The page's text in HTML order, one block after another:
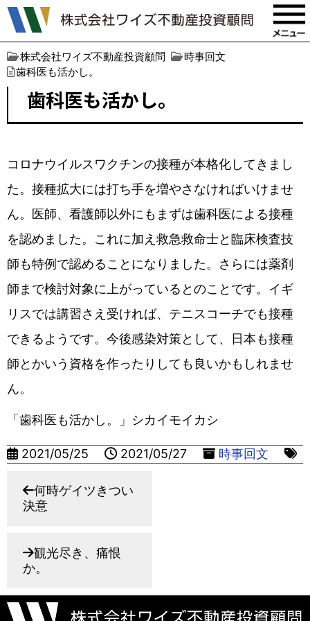
株式会社ワイズ不動産投資顧問
時事回文
歯科医も活かし。
歯科医も活かし。
コロナウイルスワクチンの接種が本格化してきまし
た。接種拡大には打ち手を増やさなければいけませ
ん。医師、看護師以外にもまずは歯科医による接種
を認めました。これに加え救急救命士と臨床検査技
師も特例で認めることになりました。さらには薬剤
師まで検討対象に上がっているとのことです。イギ
リスでは講習さえ受ければ、テニスコーチでも接種
できるようです。今後感染対策として、日本も接種
師とかいう資格を作ったりしても良いかもしれませ
ん。
「歯科医も活かし。」シカイモイカシ
2021/05/25 2021/05/27 時事回文
何時ゲイツきつい
決意
観光尽き、痛恨
か。